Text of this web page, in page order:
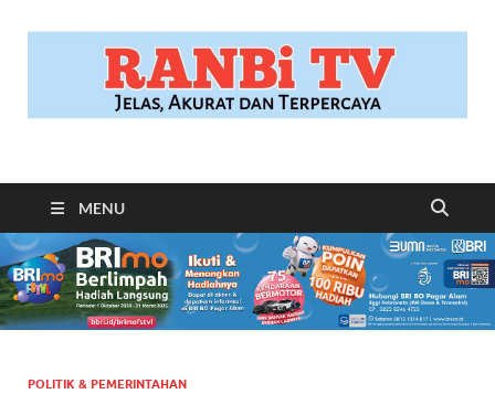
RANBITV.COM
MENU
POLITIK & PEMERINTAHAN